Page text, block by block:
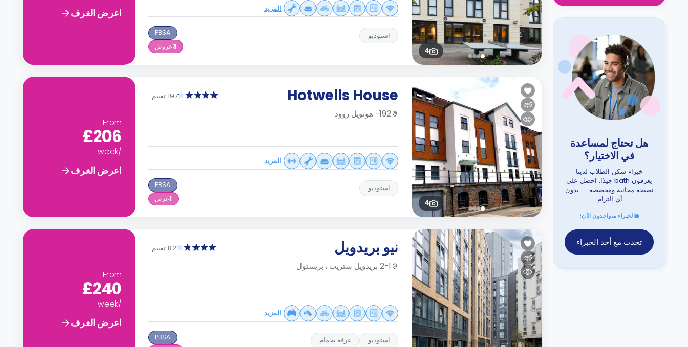
هل تحتاج لمساعدة
في الاختيار؟
خبراء سكن الطلاب لدينا
يعرفون bath جيدًا. احصل على
نصيحة مجانية ومخصصة — بدون
أي التزام.
الخبراء متواجدون الآن!
تحدث مع أحد الخبراء
4
المزيد
استوديو
PBSA
3عروض
اعرض الغرف
4
Hotwells House 197 تقييم
192- هوتويل روود
المزيد
استوديو
PBSA
1عرض
From
£206
/week
اعرض الغرف
نيو بريدويل 82 تقييم
2-1 بريدويل ستريت , بريستول
المزيد
استوديو غرفة بحمام
PBSA
From
£240
/week
اعرض الغرف